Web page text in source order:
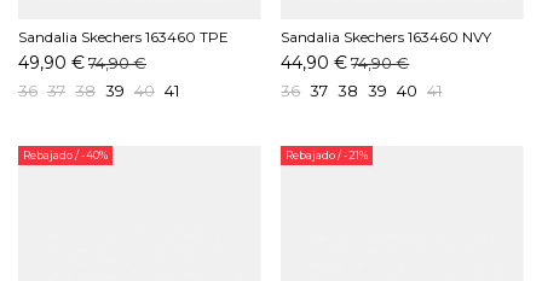
Sandalia Skechers 163460 TPE
Taupe
49,90 €74,90 €
36 37 38 39 40 41
Sandalia Skechers 163460 NVY
Marino
44,90 € 74,90 €
36 37 38 39 40 41
Rebajado/ -40% Rebajado/ -21%